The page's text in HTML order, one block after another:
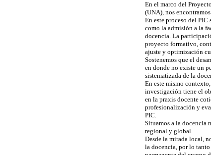
En el marco del
(UNA), nos
En este proceso del
como la admisión a la
docencia. La
proyecto formativo,
ajuste y optimización
Sostenemos que el
en donde no existe un
sistematizada de la
En este mismo
investigación tiene el
en la praxis docente
profesionalización y
PIC.
Situamos a la docencia
regional y global.
Desde la mirada local,
la docencia, por lo